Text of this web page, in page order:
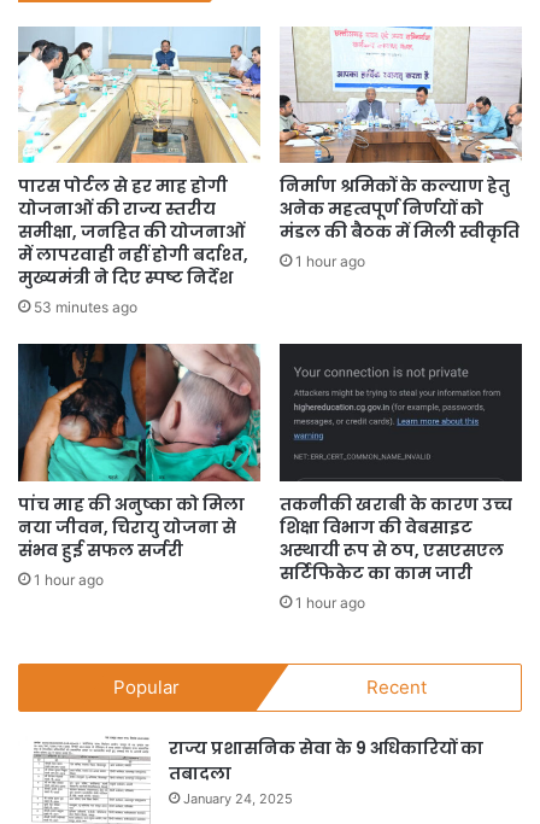
पारस पोर्टल से हर माह होगी
योजनाओं की राज्य स्तरीय
समीक्षा, जनहित की योजनाओं
में लापरवाही नहीं होगी बर्दाश्त,
मुख्यमंत्री ने दिए स्पष्ट निर्देश
53 minutes ago
निर्माण श्रमिकों के कल्याण हेतु
अनेक महत्वपूर्ण निर्णयों को
मंडल की बैठक में मिली स्वीकृति
1 hour ago
पांच माह की अनुष्का को मिला
नया जीवन, चिरायु योजना से
संभव हुई सफल सर्जरी
1 hour ago
तकनीकी खराबी के कारण उच्च
शिक्षा विभाग की वेबसाइट
अस्थायी रूप से ठप, एसएसएल
सर्टिफिकेट का काम जारी
1 hour ago
Popular Recent
राज्य प्रशासनिक सेवा के 9 अधिकारियों का
तबादला
January 24, 2025